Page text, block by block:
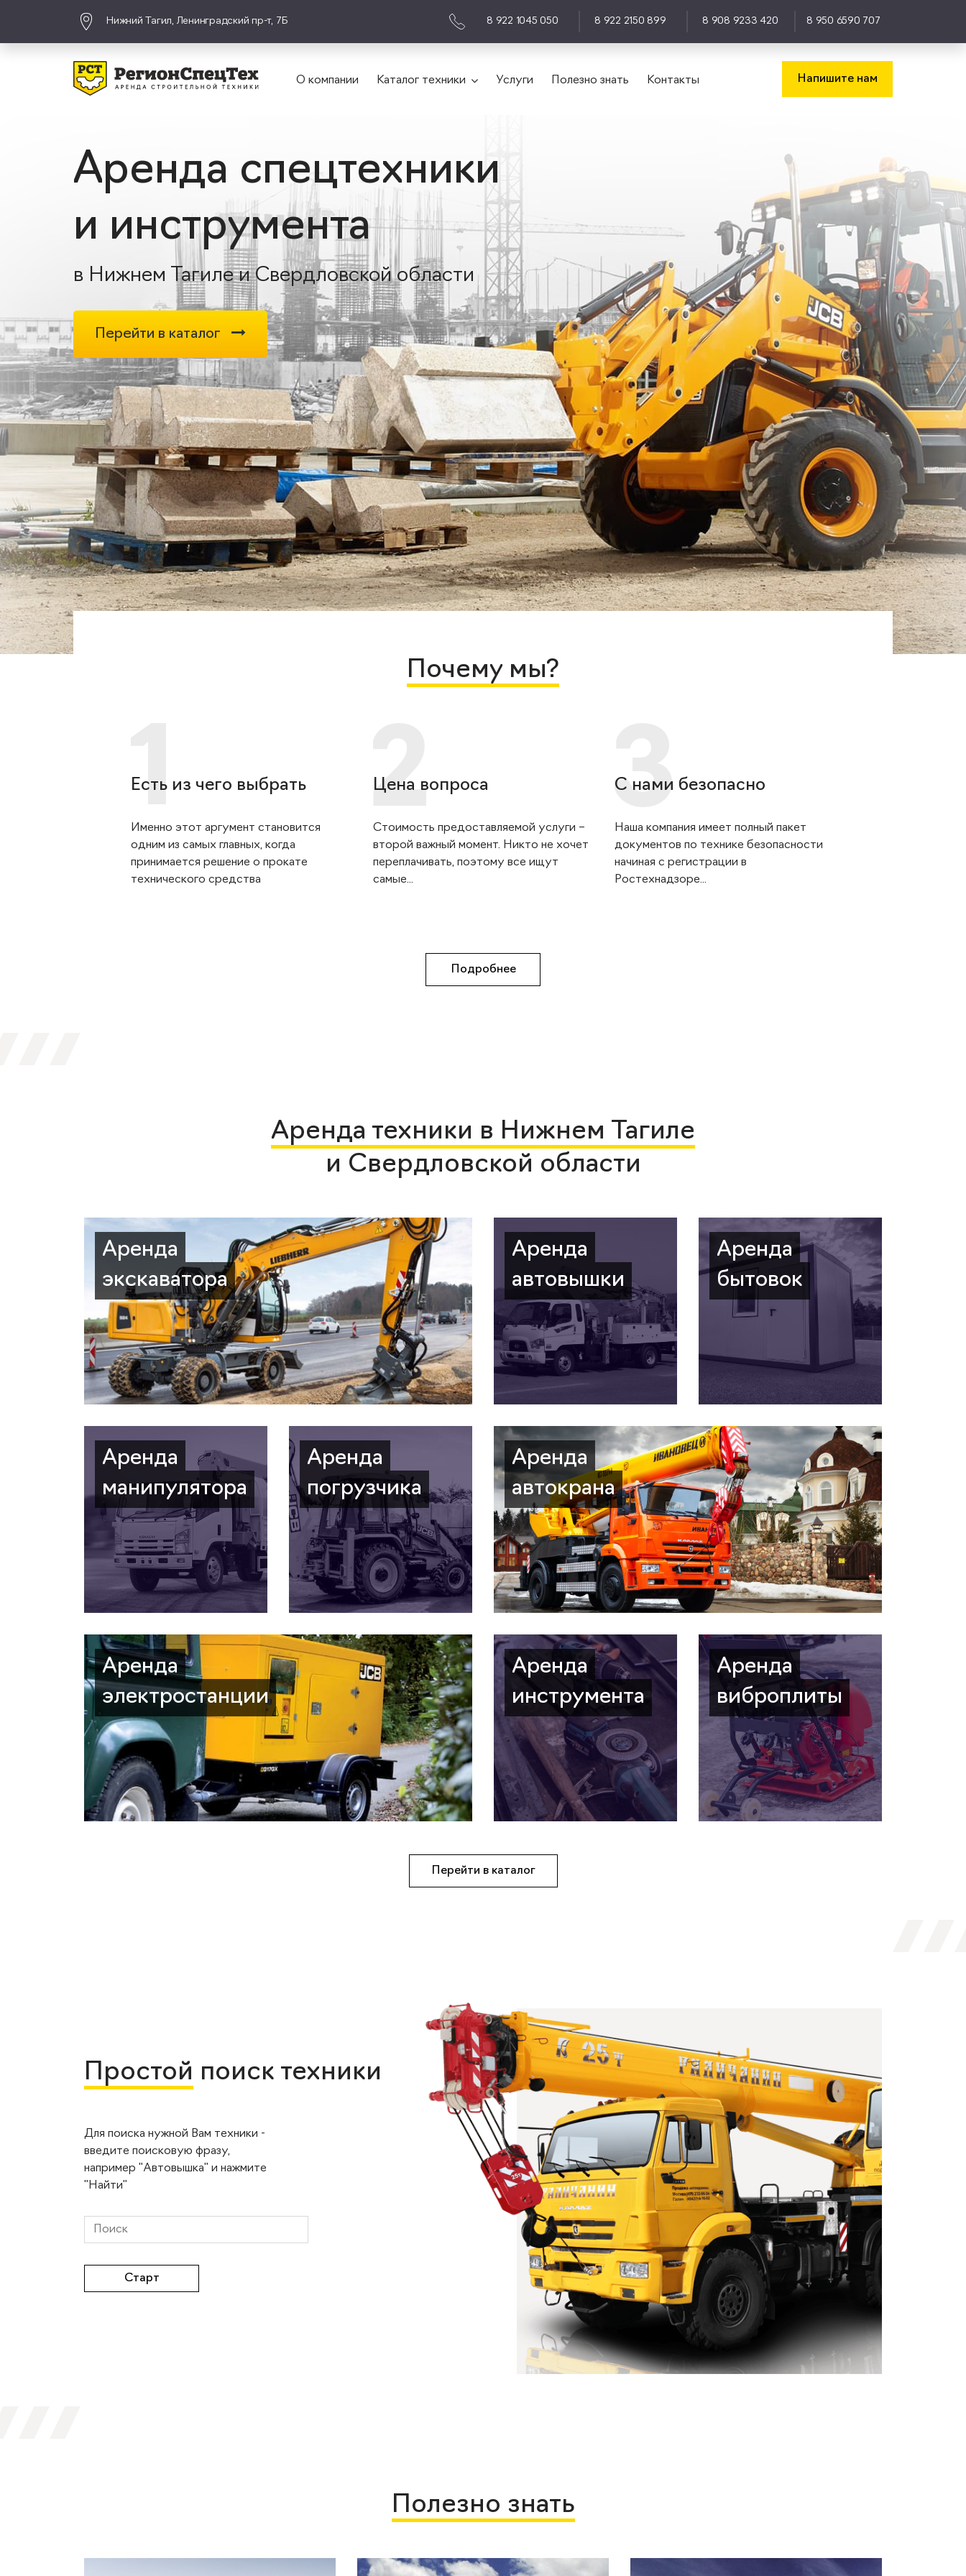
Нижний Тагил, Ленинградский пр-т, 7Б 8 922 1045 050 8 922 2150 899 8 908 9233 420 8 950 6590 707
О компании Каталог техники Услуги Полезно знать Контакты Напишите нам
Аренда спецтехники
и инструмента
в Нижнем Тагиле и Свердловской области
Перейти в каталог
Почему мы?
Есть из чего выбрать
Именно этот аргумент становится
одним из самых главных, когда
принимается решение о прокате
технического средства
Цена вопроса
Стоимость предоставляемой услуги –
второй важный момент. Никто не хочет
переплачивать, поэтому все ищут
самые...
С нами безопасно
Наша компания имеет полный пакет
документов по технике безопасности
начиная с регистрации в
Ростехнадзоре...
Подробнее
Аренда техники в Нижнем Тагиле
и Свердловской области
Аренда
экскаватора
Аренда
автовышки
Аренда
бытовок
Аренда
манипулятора
Аренда
погрузчика
Аренда
автокрана
Аренда
электростанции
Аренда
инструмента
Аренда
виброплиты
Перейти в каталог
Простой поиск техники
Для поиска нужной Вам техники -
введите поисковую фразу,
например "Автовышка" и нажмите
"Найти"
Полезно знать